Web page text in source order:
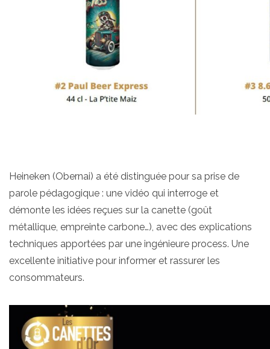
Heineken (Obernai) a été distinguée pour sa prise de
parole pédagogique : une vidéo qui interroge et
démonte les idées reçues sur la canette (goût
métallique, empreinte carbone…), avec des explications
techniques apportées par une ingénieure process. Une
excellente initiative pour informer et rassurer les
consommateurs.